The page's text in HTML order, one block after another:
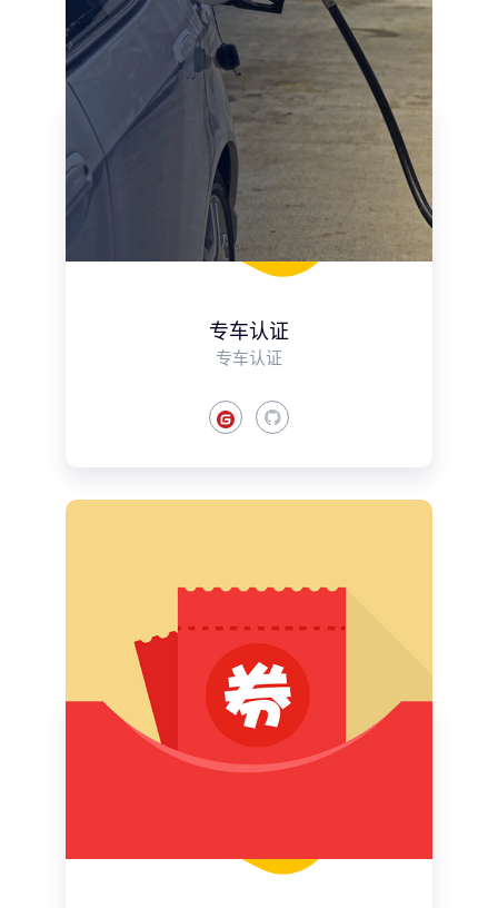
专车认证
专车认证